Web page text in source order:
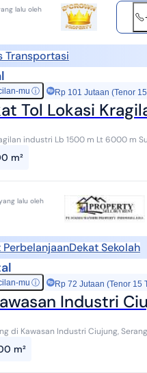
lalu oleh
Transportasi
mu ⓘ Rp 101 Jutaan (Tenor
Tol Lokasi
m²
lalu oleh
PerbelanjaanDekat Sekolah
mu ⓘ Rp 72 Jutaan (Tenor 15
Industri
di Kawasan Industri Ciujung,
m²